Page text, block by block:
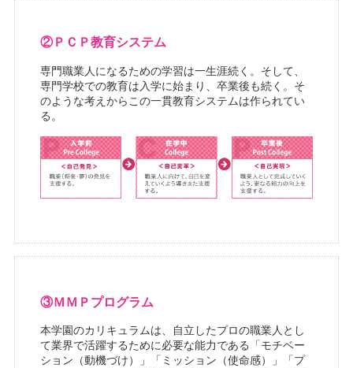
②ＰＣＰ教育システム
専門職業人になるための学習は一生涯続く。そして、
専門学校での教育は入学に始まり、卒業後も続く。そ
のような考えからこの一貫教育システムは作られてい
る。
③ＭＭＰプログラム
本学園のカリキュラムは、自立したプロの職業人とし
て業界で活躍するために必要な能力である「モチベー
ション（動機づけ）」「ミッション（使命感）」「プ